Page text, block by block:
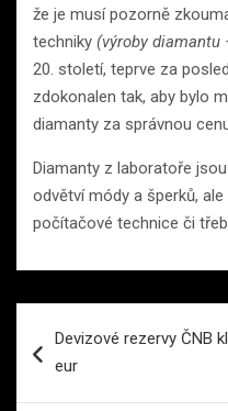
že je musí pozorně
techniky (výroby diamantu
20. století, teprve za
zdokonalen tak, aby bylo
diamanty za správnou
Diamanty z laboratoře
odvětví módy a šperků,
počítačové technice či
proDevizové rezervy ČNB
eur